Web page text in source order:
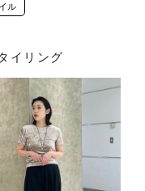
ル
イリング